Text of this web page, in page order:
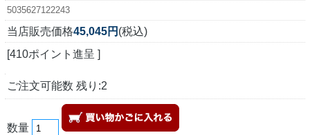
5035627122243
当店販売価格45,045円 (税込)
[410ポイント進呈 ]
ご注文可能数 残り:2
数量